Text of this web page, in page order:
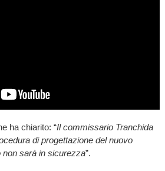
ha chiarito: “Il commissario Tranchida
di progettazione del nuovo
non sarà in sicurezza”.